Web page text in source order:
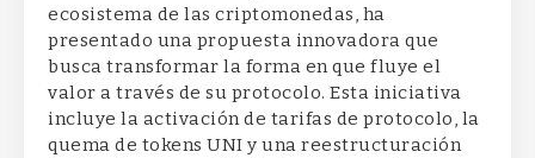
ecosistema de las criptomonedas, ha
presentado una propuesta innovadora que
busca transformar la forma en que fluye el
valor a través de su protocolo. Esta iniciativa
incluye la activación de tarifas de protocolo, la
quema de tokens UNI y una reestructuración